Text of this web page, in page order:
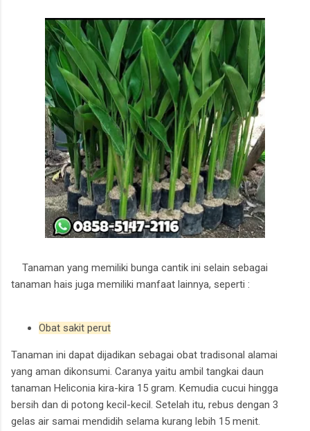
Tanaman yang memiliki bunga cantik ini selain sebagai
tanaman hais juga memiliki manfaat lainnya, seperti :
Obat sakit perut
Tanaman ini dapat dijadikan sebagai obat tradisonal alamai
yang aman dikonsumi. Caranya yaitu ambil tangkai daun
tanaman Heliconia kira-kira 15 gram. Kemudia cucui hingga
bersih dan di potong kecil-kecil. Setelah itu, rebus dengan 3
gelas air samai mendidih selama kurang lebih 15 menit.